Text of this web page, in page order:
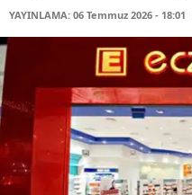
YAYINLAMA: 06 Temmuz 2026 - 18:01